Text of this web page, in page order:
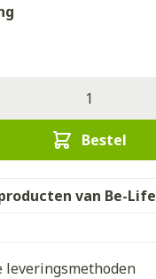
Bestel
van Be-Life
leveringsmethoden